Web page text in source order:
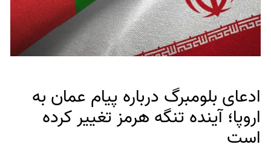
ادعای بلومبرگ درباره پیام عمان به
اروپا؛ آینده تنگه هرمز تغییر کرده
است